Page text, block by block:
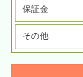
保証金
その他